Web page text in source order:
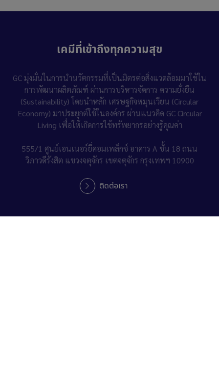
เคมีที่เข้าถึงทุกความสุข
GC มุ่งมั่นในการนำนวัตกรรมที่เป็นมิตรต่อสิ่งแวดล้อมมาใช้ใน
การพัฒนาผลิตภัณฑ์ ผ่านการบริหารจัดการ ความยั่งยืน
(Sustainability) โดยนำหลัก เศรษฐกิจหมุนเวียน (Circular
Economy) มาประยุกต์ใช้ในองค์กร ผ่านแนวคิด GC Circular
Living เพื่อให้เกิดการใช้ทรัพยากรอย่างรู้คุณค่า
555/1 ศูนย์เอนเนอร์ยี่คอมเพล็กซ์ อาคาร A ชั้น 18 ถนน
วิภาวดีรังสิต แขวงจตุจักร เขตจตุจักร กรุงเทพฯ 10900
ติดต่อเรา